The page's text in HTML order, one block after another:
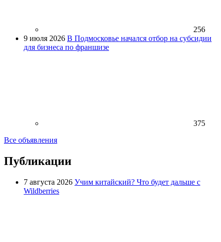
256
9 июля 2026 В Подмосковье начался отбор на субсидии
для бизнеса по франшизе
375
Все объявления
Публикации
7 августа 2026 Учим китайский? Что будет дальше с
Wildberries